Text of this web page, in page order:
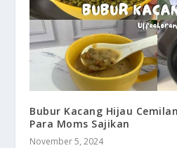
Bubur Kacang Hijau
Para Moms Sajikan
November 5, 2024